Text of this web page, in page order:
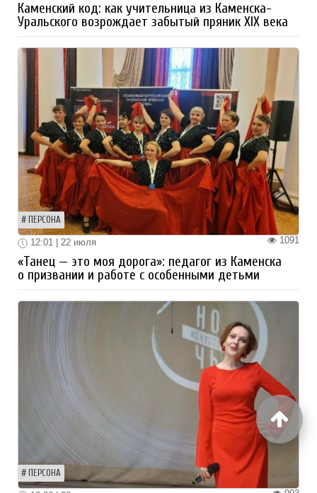
Каменский код: как учительница из Каменска-
Уральского возрождает забытый пряник XIX века
ПЕРСОНА
1091
12:01 | 22 июля
«Танец — это моя дорога»: педагог из Каменска
о призвании и работе с особенными детьми
ПЕРСОНА